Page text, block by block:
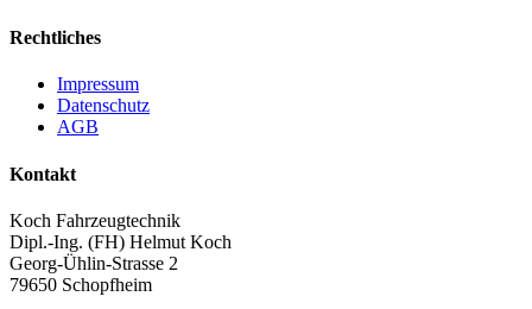
Rechtliches
Impressum
Datenschutz
AGB
Kontakt
Koch Fahrzeugtechnik
Dipl.-Ing. (FH) Helmut Koch
Georg-Ühlin-Strasse 2
79650 Schopfheim